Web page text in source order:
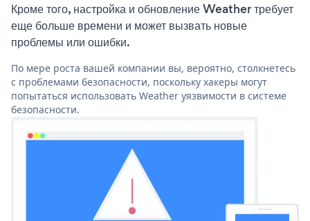
Кроме того, настройка и обновление Weather требует
еще больше времени и может вызвать новые
проблемы или ошибки.
По мере роста вашей компании вы, вероятно, столкнетесь
с проблемами безопасности, поскольку хакеры могут
попытаться использовать Weather уязвимости в системе
безопасности.